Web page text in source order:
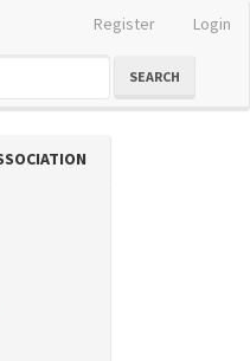
Register Login
SEARCH